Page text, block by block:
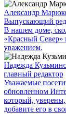
Александр
Выпускающий
В нашем доме,
«Красный Север»
уважением.
Надежда
главный редактор
Уважаемые
обновленном
который,
добавите его в